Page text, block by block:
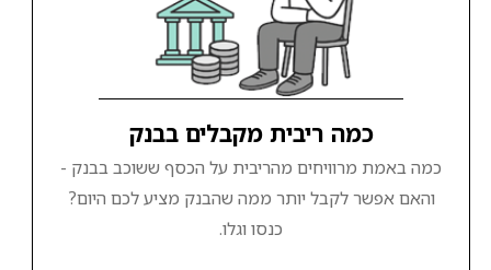
כמה ריבית מקבלים בבנק
כמה באמת מרוויחים מהריבית על הכסף ששוכב בבנק -
והאם אפשר לקבל יותר ממה שהבנק מציע לכם היום?
כנסו וגלו.